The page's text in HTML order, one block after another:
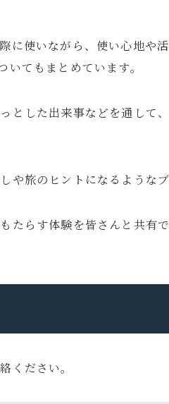
に使いながら、使い心地や
てもまとめています。
とした出来事などを通して
や旅のヒントになるようなブ
らす体験を皆さんと共有
ください。